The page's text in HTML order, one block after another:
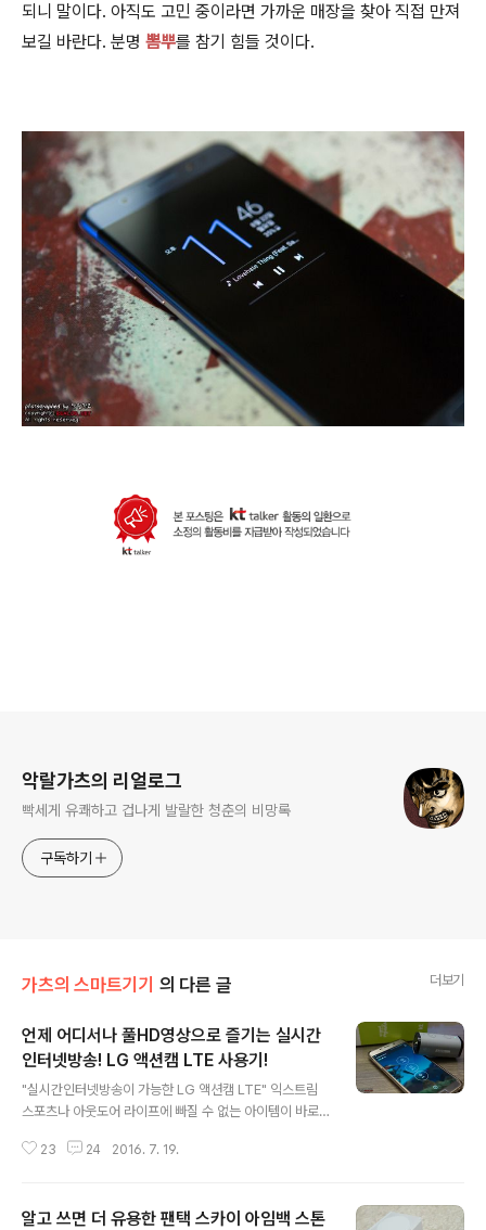
되니 말이다. 아직도 고민 중이라면 가까운 매장을 찾아 직접 만져
보길 바란다. 분명 뽐뿌를 참기 힘들 것이다.
악랄가츠의 리얼로그
빡세게 유쾌하고 겁나게 발랄한 청춘의 비망록
구독하기
가츠의 스마트기기 의 다른 글 더보기
언제 어디서나 풀HD영상으로 즐기는 실시간
인터넷방송! LG 액션캠 LTE 사용기!
"실시간인터넷방송이 가능한 LG 액션캠 LTE" 익스트림
스포츠나 아웃도어 라이프에 빠질 수 없는 아이템이 바로
찾는 이들이 증가하면서 다양한 제품이 출시되고 있다. 그
인터넷 방송이 가능하다. "액션캠에 유심이 들어간다고?"
23 24 2016. 7. 19.
알고 쓰면 더 유용한 팬택 스카이 아임백 스톤